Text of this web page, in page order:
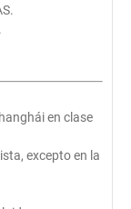
en clase
excepto en la